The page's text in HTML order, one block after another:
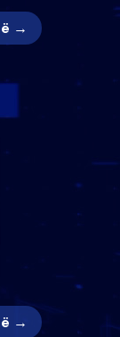
→
→